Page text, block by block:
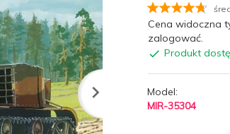
Cena widoczna
zalogować.
Produkt
Model:
MIR-35304